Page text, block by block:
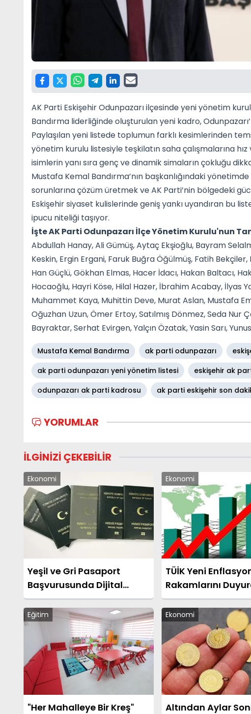
AK Parti Eskişehir Odunpazarı ilçesinde yeni yönetim
Bandırma liderliğinde oluşturulan yeni kadro,
Paylaşılan yeni listede toplumun farklı kesimlerinden
yönetim kurulu listesiyle teşkilatın saha çalışmalarına
isimlerin yanı sıra genç ve dinamik simaların çokluğu
Mustafa Kemal Bandırma’nın başkanlığındaki
sorunlarına çözüm üretmek ve AK Parti’nin bölgedeki
Eskişehir siyaset kulislerinde geniş yankı uyandıran bu
ipucu niteliği taşıyor.
İşte AK Parti Odunpazarı İlçe Yönetim Kurulu'nun
Abdullah Hanay, Ali Gümüş, Aytaç Ekşioğlu, Bayram
Keskin, Ergin Ergani, Faruk Buğra Öğülmüş, Fatih
Han Güçlü, Gökhan Elmas, Hacer İdacı, Hakan Baltacı,
Hocaoğlu, Hayri Köse, Hilal Hazer, İbrahim Acabay, İlyas
Muhammet Kaya, Muhittin Deve, Murat Aslan, Mustafa
Oğuzhan Uzun, Ömer Ertoy, Satılmış Dönmez, Seda Nur
Bayraktar, Serhat Evirgen, Yalçın Özatak, Yasin Sarı,
Mustafa Kemal Bandırma ak parti odunpazarı
ak parti odunpazarı yeni yönetim listesi
eskişehir ak
odunpazarı ak parti kadrosu
ak parti eskişehir son
YORUMLAR
İLGİNİZİ ÇEKEBİLİR
Ekonomi
Yeşil ve Gri Pasaport
Başvurusunda Dijital
Dönüşüm Başlatıldı
Ekonomi
TÜİK Yeni
Rakamlarını
Eğitim
"Her Mahalleye Bir Kreş"
Ekonomi
Altından Aylar